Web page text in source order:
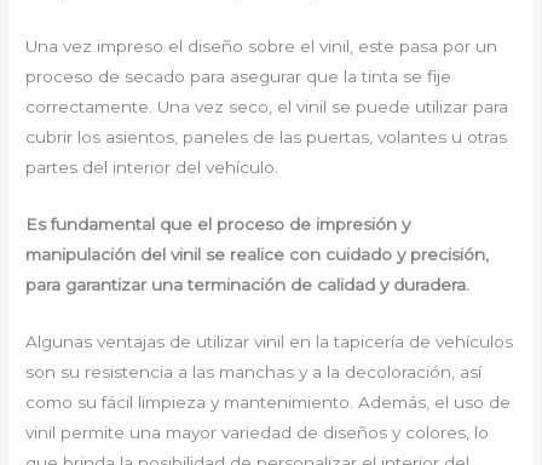
Una vez impreso el diseño sobre el vinil, este pasa por un
proceso de secado para asegurar que la tinta se fije
correctamente. Una vez seco, el vinil se puede utilizar para
cubrir los asientos, paneles de las puertas, volantes u otras
partes del interior del vehículo.
Es fundamental que el proceso de impresión y
manipulación del vinil se realice con cuidado y precisión,
para garantizar una terminación de calidad y duradera.
Algunas ventajas de utilizar vinil en la tapicería de vehículos
son su resistencia a las manchas y a la decoloración, así
como su fácil limpieza y mantenimiento. Además, el uso de
vinil permite una mayor variedad de diseños y colores, lo